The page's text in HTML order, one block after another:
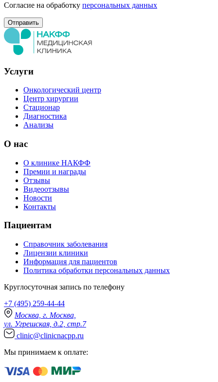
Согласие на обработку персональных данных
Услуги
Онкологический центр
Центр хирургии
Стационар
Диагностика
Анализы
О нас
О клинике НАКФФ
Премии и награды
Отзывы
Видеоотзывы
Новости
Контакты
Пациентам
Справочник заболевания
Лицензии клиники
Информация для пациентов
Политика обработки персональных данных
Круглосуточная запись по телефону
+7 (495) 259-44-44
Москва, г. Москва,
ул. Угрешская, д.2, стр.7
clinic@clinicnacpp.ru
Мы принимаем к оплате: